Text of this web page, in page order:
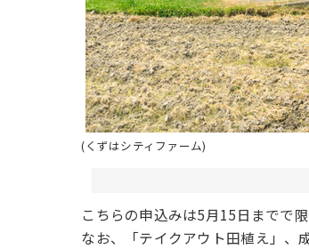
(くずはシティファーム)
こちらの申込みは5月15日までで
なお、「テイクアウト田植え」、